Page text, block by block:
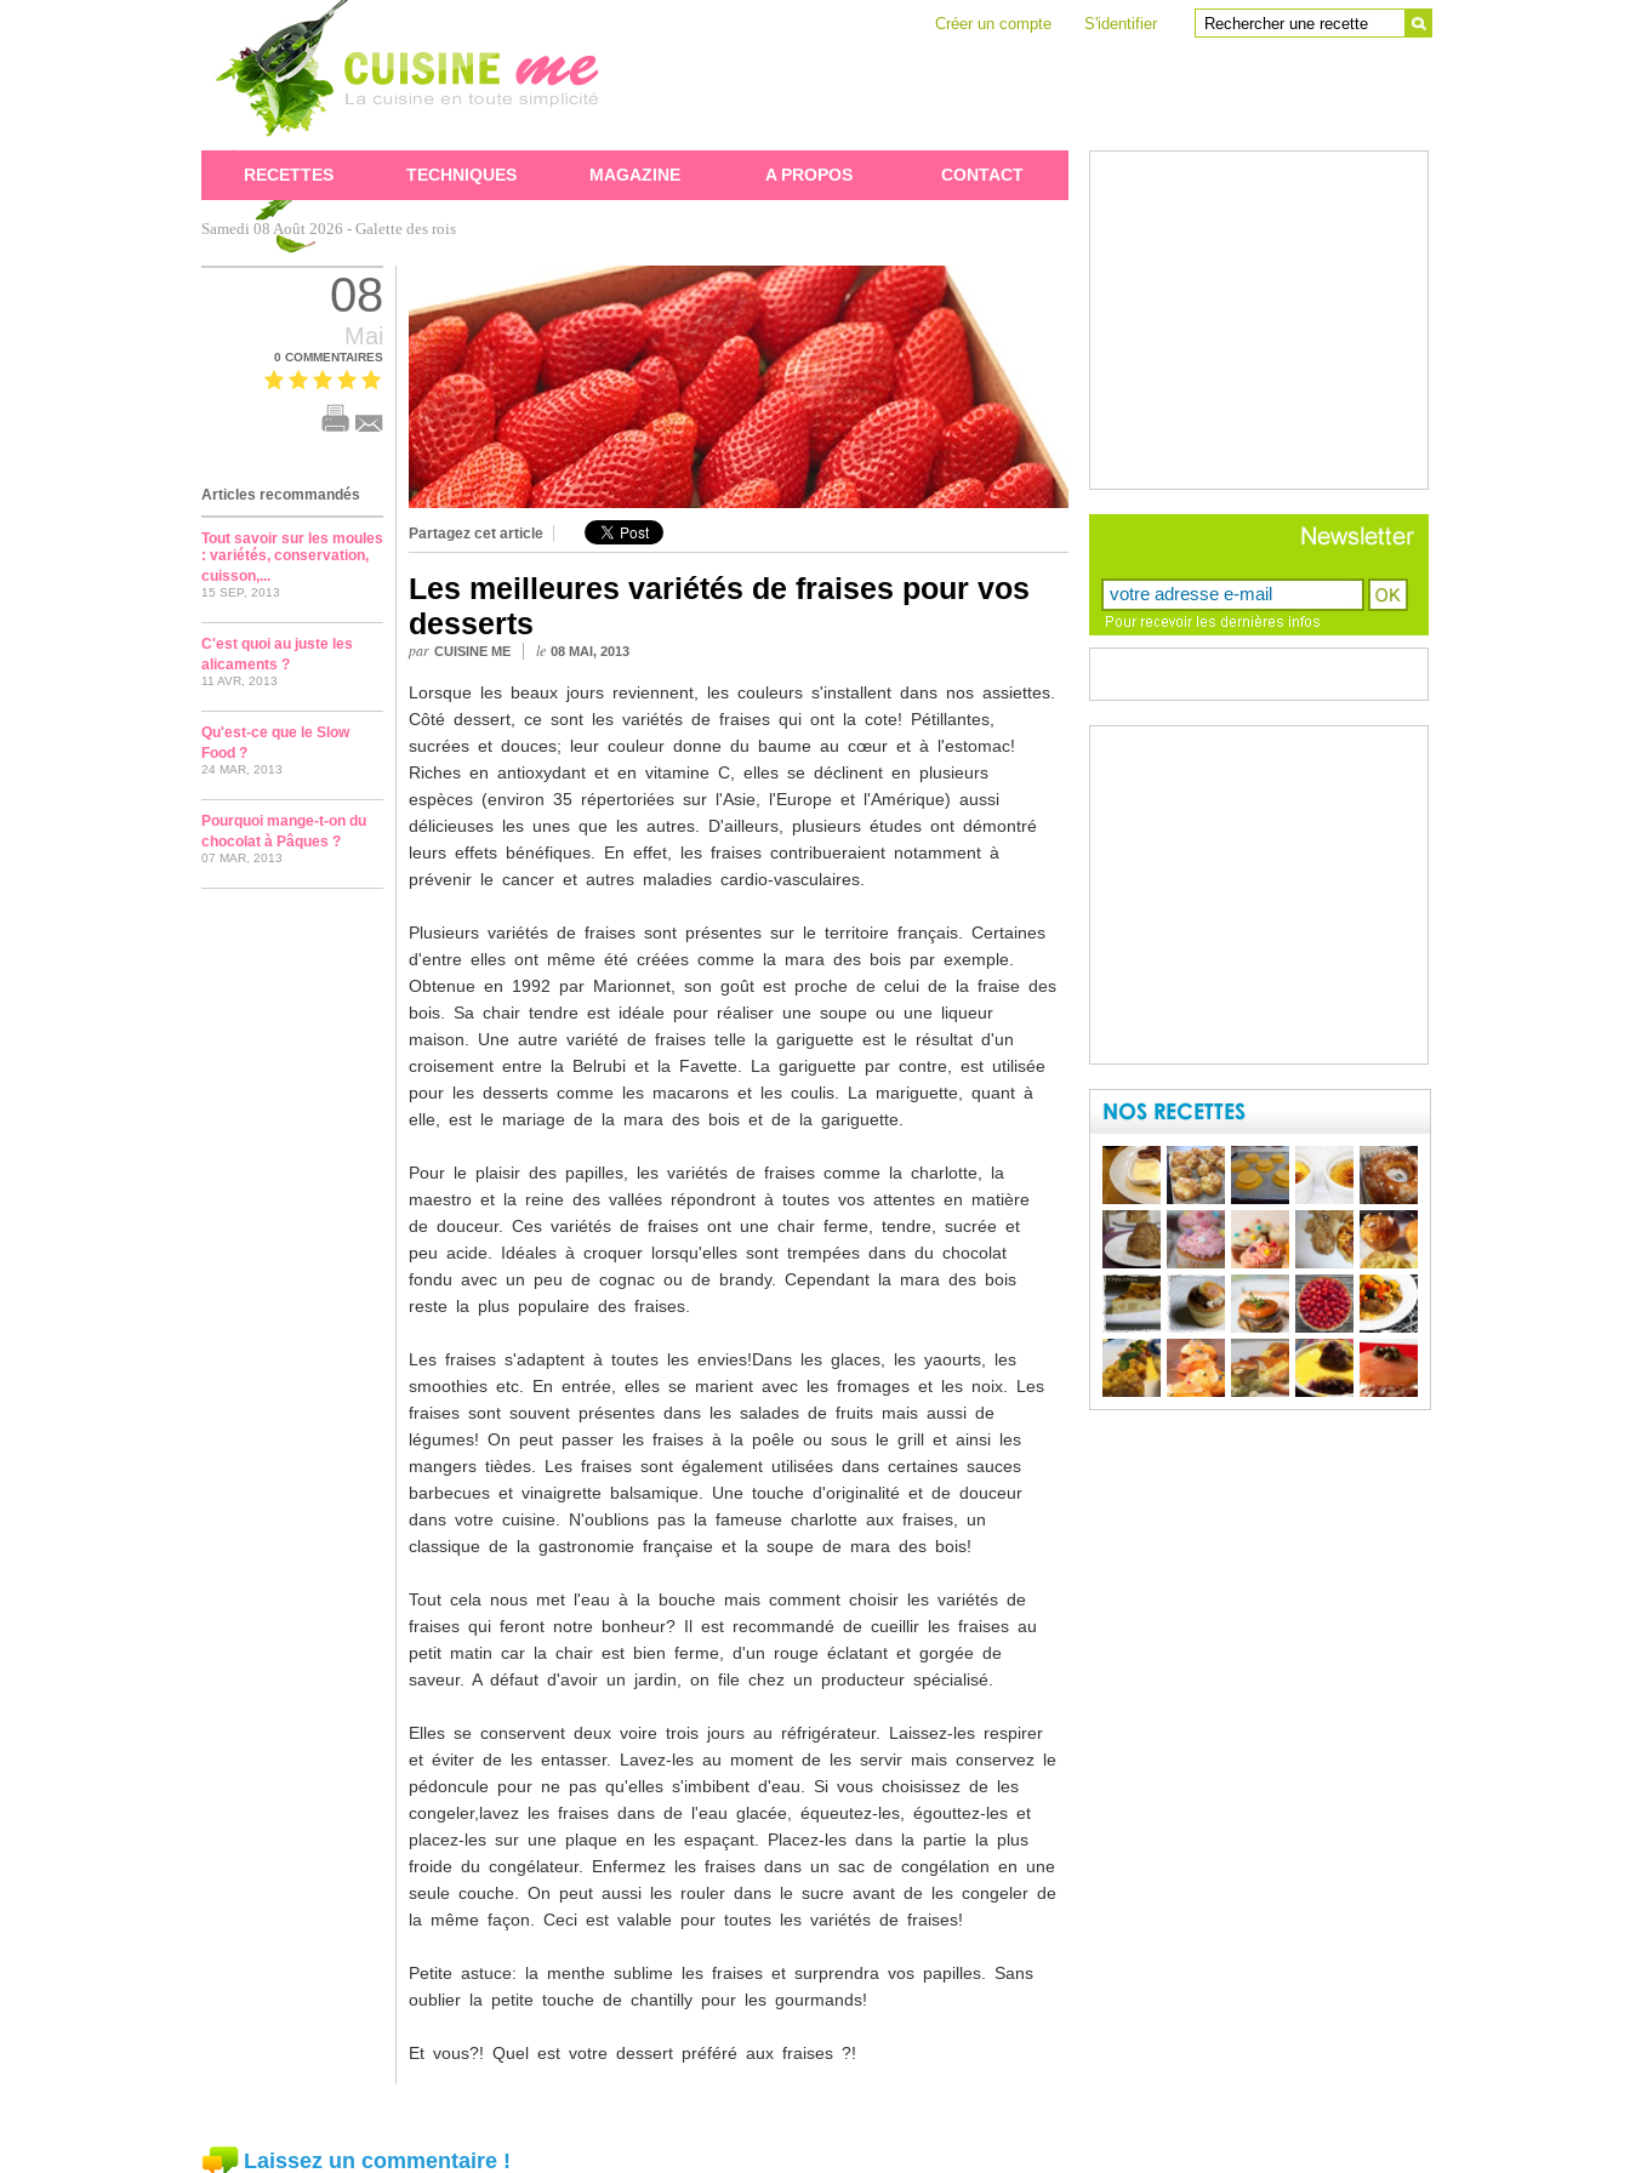
Créer un compte S'identifier
RECETTES TECHNIQUES MAGAZINE A PROPOS CONTACT
Samedi 08 Août 2026 - Galette des rois
08
Mai
0 COMMENTAIRES
Articles recommandés
Tout savoir sur les moules
: variétés, conservation,
cuisson,...
15 SEP, 2013
C'est quoi au juste les
alicaments ?
11 AVR, 2013
Qu'est-ce que le Slow
Food ?
24 MAR, 2013
Pourquoi mange-t-on du
chocolat à Pâques ?
07 MAR, 2013
Partagez cet article
Les meilleures variétés de fraises pour vos
desserts
par CUISINE ME | le 08 MAI, 2013
Lorsque les beaux jours reviennent, les couleurs s'installent dans nos assiettes.
Côté dessert, ce sont les variétés de fraises qui ont la cote! Pétillantes,
sucrées et douces; leur couleur donne du baume au cœur et à l'estomac!
Riches en antioxydant et en vitamine C, elles se déclinent en plusieurs
espèces (environ 35 répertoriées sur l'Asie, l'Europe et l'Amérique) aussi
délicieuses les unes que les autres. D'ailleurs, plusieurs études ont démontré
leurs effets bénéfiques. En effet, les fraises contribueraient notamment à
prévenir le cancer et autres maladies cardio-vasculaires.
Plusieurs variétés de fraises sont présentes sur le territoire français. Certaines
d'entre elles ont même été créées comme la mara des bois par exemple.
Obtenue en 1992 par Marionnet, son goût est proche de celui de la fraise des
bois. Sa chair tendre est idéale pour réaliser une soupe ou une liqueur
maison. Une autre variété de fraises telle la gariguette est le résultat d'un
croisement entre la Belrubi et la Favette. La gariguette par contre, est utilisée
pour les desserts comme les macarons et les coulis. La mariguette, quant à
elle, est le mariage de la mara des bois et de la gariguette.
Pour le plaisir des papilles, les variétés de fraises comme la charlotte, la
maestro et la reine des vallées répondront à toutes vos attentes en matière
de douceur. Ces variétés de fraises ont une chair ferme, tendre, sucrée et
peu acide. Idéales à croquer lorsqu'elles sont trempées dans du chocolat
fondu avec un peu de cognac ou de brandy. Cependant la mara des bois
reste la plus populaire des fraises.
Les fraises s'adaptent à toutes les envies!Dans les glaces, les yaourts, les
smoothies etc. En entrée, elles se marient avec les fromages et les noix. Les
fraises sont souvent présentes dans les salades de fruits mais aussi de
légumes! On peut passer les fraises à la poêle ou sous le grill et ainsi les
mangers tièdes. Les fraises sont également utilisées dans certaines sauces
barbecues et vinaigrette balsamique. Une touche d'originalité et de douceur
dans votre cuisine. N'oublions pas la fameuse charlotte aux fraises, un
classique de la gastronomie française et la soupe de mara des bois!
Tout cela nous met l'eau à la bouche mais comment choisir les variétés de
fraises qui feront notre bonheur? Il est recommandé de cueillir les fraises au
petit matin car la chair est bien ferme, d'un rouge éclatant et gorgée de
saveur. A défaut d'avoir un jardin, on file chez un producteur spécialisé.
Elles se conservent deux voire trois jours au réfrigérateur. Laissez-les respirer
et éviter de les entasser. Lavez-les au moment de les servir mais conservez le
pédoncule pour ne pas qu'elles s'imbibent d'eau. Si vous choisissez de les
congeler,lavez les fraises dans de l'eau glacée, équeutez-les, égouttez-les et
placez-les sur une plaque en les espaçant. Placez-les dans la partie la plus
froide du congélateur. Enfermez les fraises dans un sac de congélation en une
seule couche. On peut aussi les rouler dans le sucre avant de les congeler de
la même façon. Ceci est valable pour toutes les variétés de fraises!
Petite astuce: la menthe sublime les fraises et surprendra vos papilles. Sans
oublier la petite touche de chantilly pour les gourmands!
Et vous?! Quel est votre dessert préféré aux fraises ?!
Laissez un commentaire !